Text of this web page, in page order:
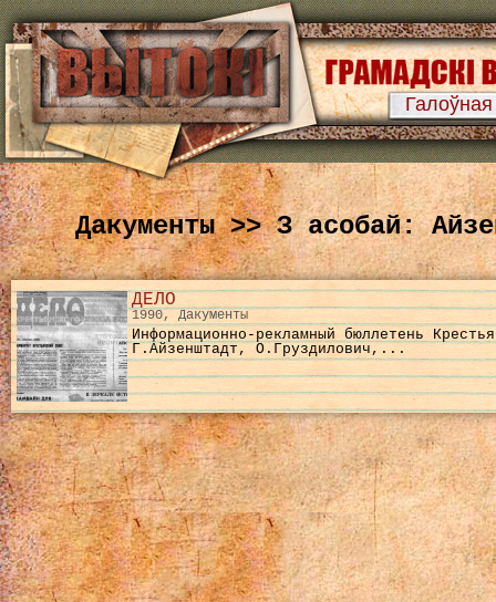
Галоўная
Дакументы >> З асобай:
ДЕЛО
1990, Дакументы
Информационно-рекламный бюллетень
Г.Айзенштадт, О.Груздилович,...